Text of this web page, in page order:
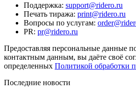
Поддержка: support@ridero.ru
Печать тиража: print@ridero.ru
Вопросы по услугам:
PR: pr@ridero.ru
Предоставляя персональные данные
контактным данным, вы даёте своё
определенных Политикой обработки
Последние новости